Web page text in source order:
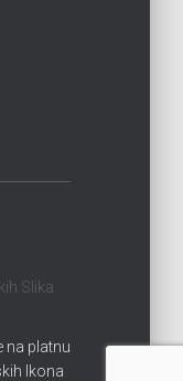
Slika
na platnu
Ikona